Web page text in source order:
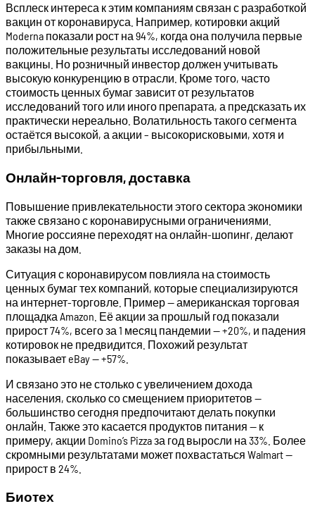
Всплеск интереса к этим компаниям связан с разработкой
вакцин от коронавируса. Например, котировки акций
Moderna показали рост на 94%, когда она получила первые
положительные результаты исследований новой
вакцины. Но розничный инвестор должен учитывать
высокую конкуренцию в отрасли. Кроме того, часто
стоимость ценных бумаг зависит от результатов
исследований того или иного препарата, а предсказать их
практически нереально. Волатильность такого сегмента
остаётся высокой, а акции – высокорисковыми, хотя и
прибыльными.
Онлайн-торговля, доставка
Повышение привлекательности этого сектора экономики
также связано с коронавирусными ограничениями.
Многие россияне переходят на онлайн-шопинг, делают
заказы на дом.
Ситуация с коронавирусом повлияла на стоимость
ценных бумаг тех компаний, которые специализируются
на интернет-торговле. Пример — американская торговая
площадка Amazon. Её акции за прошлый год показали
прирост 74%, всего за 1 месяц пандемии — +20%, и падения
котировок не предвидится. Похожий результат
показывает eBay — +57%.
И связано это не столько с увеличением дохода
населения, сколько со смещением приоритетов —
большинство сегодня предпочитают делать покупки
онлайн. Также это касается продуктов питания — к
примеру, акции Domino’s Pizza за год выросли на 33%. Более
скромными результатами может похвастаться Walmart —
прирост в 24%.
Биотех